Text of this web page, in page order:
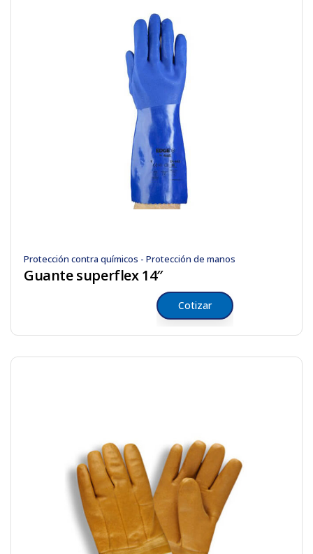
Protección contra químicos - Protección de manos
Guante superflex 14″
Cotizar